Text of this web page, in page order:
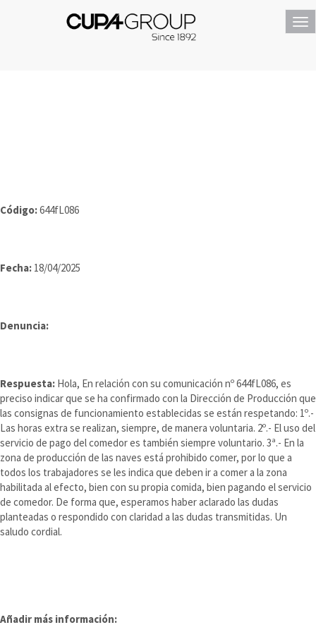
Código:644fL086
Fecha: 18/04/2025
Denuncia:
Respuesta: Hola, En relación con su comunicación nº 644fL086, es
preciso indicar que se ha confirmado con la Dirección de Producción que
las consignas de funcionamiento establecidas se están respetando: 1º.-
Las horas extra se realizan, siempre, de manera voluntaria. 2º.- El uso del
servicio de pago del comedor es también siempre voluntario. 3ª.- En la
zona de producción de las naves está prohibido comer, por lo que a
todos los trabajadores se les indica que deben ir a comer a la zona
habilitada al efecto, bien con su propia comida, bien pagando el servicio
de comedor. De forma que, esperamos haber aclarado las dudas
planteadas o respondido con claridad a las dudas transmitidas. Un
saludo cordial.
Añadir más información: